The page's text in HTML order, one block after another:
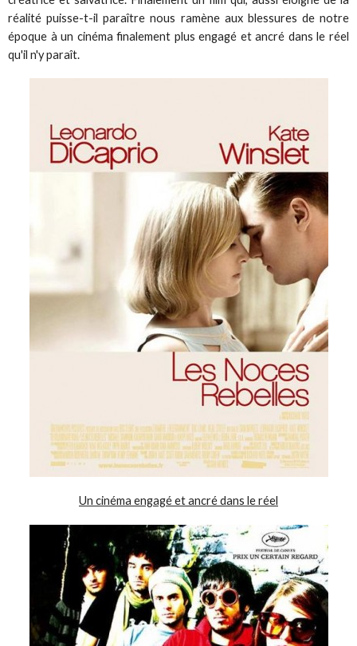
réalité puisse-t-il paraître nous ramène aux blessures de notre
époque à un cinéma finalement plus engagé et ancré dans le réel
qu'il n'y paraît.
Un cinéma engagé et ancré dans le réel